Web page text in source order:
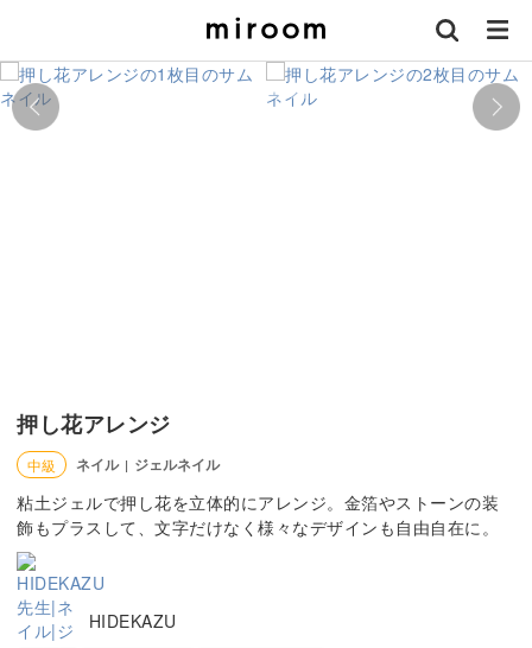
押し花アレンジ
中級 ネイル | ジェルネイル
粘土ジェルで押し花を立体的にアレンジ。金箔やストーンの装
飾もプラスして、文字だけなく様々なデザインも自由自在に。
HIDEKAZU